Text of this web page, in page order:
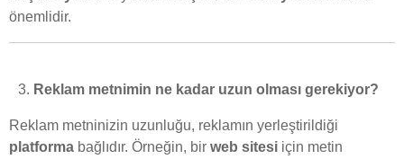
önemlidir.
Reklam metnimin ne kadar uzun olması gerekiyor?
Reklam metninizin uzunluğu, reklamın yerleştirildiği
platforma bağlıdır. Örneğin, bir web sitesi için metin